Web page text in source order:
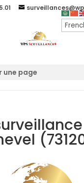
une page